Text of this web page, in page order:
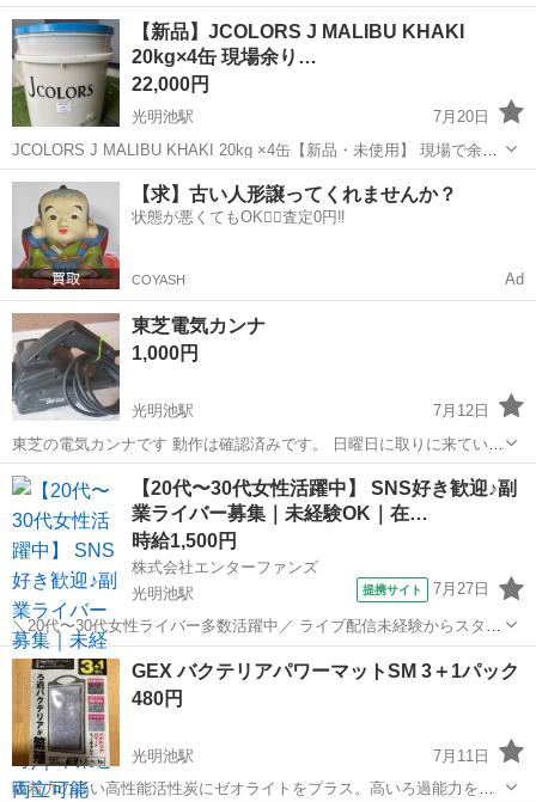
ょっとです。
大阪 和泉市 光明池駅
【新品】JCOLORS J MALIBU KHAKI
20kg×4缶 現場余り…
22,000円
光明池駅
7月20日
JCOLORS J MALIBU KHAKI 20kg ×4缶【新品・未使用】 現場で余っ
たため出品します。 * 新品・未使用（現場余り） * 4缶まとめ売り * カ
ラー：J MALIBU 9261 KHAKI * 1缶...
大阪 和泉市 光明池駅 その他
【求】古い人形譲ってくれませんか？
状態が悪くてもOK🙆‍♀️査定0円‼️
COYASH Ad
東芝電気カンナ
1,000円
光明池駅
7月12日
東芝の電気カンナです 動作は確認済みです。 日曜日に取りに来ていた
だける方。 よろしくお願いします。
大阪 光明池駅 その他
【20代〜30代女性活躍中】 SNS好き歓迎♪副
業ライバー募集｜未経験OK｜在…
時給1,500円
株式会社エンターファンズ
光明池駅
提携サイト 7月27日
＼20代〜30代女性ライバー多数活躍中／ ライブ配信未経験からスター
トした方がほとんど！ SNSやコミュニケーションが好きな方であれば
経験は問いません。 【所属特典】 ・専属マネージャーによるサポート
・未経験向け...
大阪 堺市 光明池駅 その他
GEX バクテリアパワーマットSM 3＋1パック
480円
光明池駅
7月11日
吸着力の高い高性能活性炭にゼオライトをプラス。高いろ過能力を発